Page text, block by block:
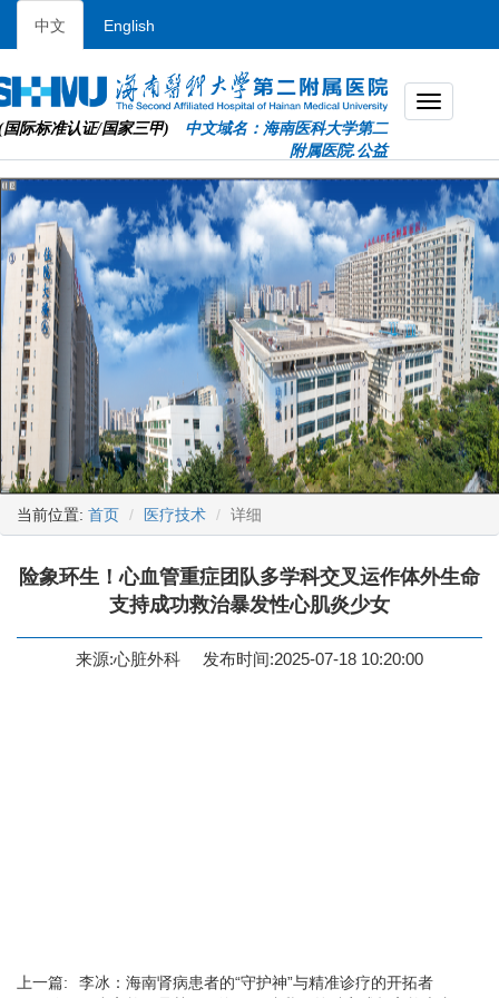
中文 English
国际标准认证/国家三甲) 中文域名：海南医科大学第二
附属医院.公益
当前位置: 首页 医疗技术 详细
险象环生！心血管重症团队多学科交叉运作体外生命
支持成功救治暴发性心肌炎少女
来源:心脏外科 发布时间:2025-07-18 10:20:00
上一篇:
李冰：海南肾病患者的“守护神”与精准诊疗的开拓者